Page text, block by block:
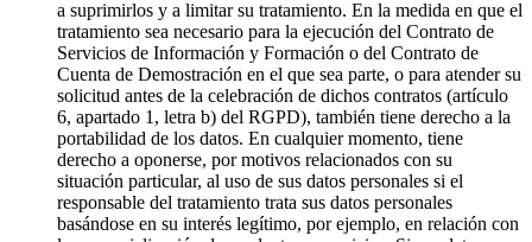
a suprimirlos y a limitar su tratamiento. En la medida en que el
tratamiento sea necesario para la ejecución del Contrato de
Servicios de Información y Formación o del Contrato de
Cuenta de Demostración en el que sea parte, o para atender su
solicitud antes de la celebración de dichos contratos (artículo
6, apartado 1, letra b) del RGPD), también tiene derecho a la
portabilidad de los datos. En cualquier momento, tiene
derecho a oponerse, por motivos relacionados con su
situación particular, al uso de sus datos personales si el
responsable del tratamiento trata sus datos personales
basándose en su interés legítimo, por ejemplo, en relación con